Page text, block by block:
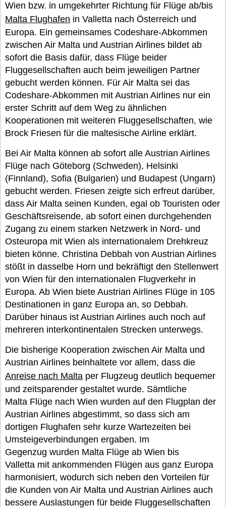
Wien bzw. in umgekehrter Richtung für Flüge ab/bis
Malta Flughafen in Valletta nach Österreich und
Europa. Ein gemeinsames Codeshare-Abkommen
zwischen Air Malta und Austrian Airlines bildet ab
sofort die Basis dafür, dass Flüge beider
Fluggesellschaften auch beim jeweiligen Partner
gebucht werden können. Für Air Malta sei das
Codeshare-Abkommen mit Austrian Airlines nur ein
erster Schritt auf dem Weg zu ähnlichen
Kooperationen mit weiteren Fluggesellschaften, wie
Brock Friesen für die maltesische Airline erklärt.
Bei Air Malta können ab sofort alle Austrian Airlines
Flüge nach Göteborg (Schweden), Helsinki
(Finnland), Sofia (Bulgarien) und Budapest (Ungarn)
gebucht werden. Friesen zeigte sich erfreut darüber,
dass Air Malta seinen Kunden, egal ob Touristen oder
Geschäftsreisende, ab sofort einen durchgehenden
Zugang zu einem starken Netzwerk in Nord- und
Osteuropa mit Wien als internationalem Drehkreuz
bieten könne. Christina Debbah von Austrian Airlines
stößt in dasselbe Horn und bekräftigt den Stellenwert
von Wien für den internationalen Flugverkehr in
Europa. Ab Wien biete Austrian Airlines Flüge in 105
Destinationen in ganz Europa an, so Debbah.
Darüber hinaus ist Austrian Airlines auch noch auf
mehreren interkontinentalen Strecken unterwegs.
Die bisherige Kooperation zwischen Air Malta und
Austrian Airlines beinhaltete vor allem, dass die
Anreise nach Malta per Flugzeug deutlich bequemer
und zeitsparender gestaltet wurde. Sämtliche
Malta Flüge nach Wien wurden auf den Flugplan der
Austrian Airlines abgestimmt, so dass sich am
dortigen Flughafen sehr kurze Wartezeiten bei
Umsteigeverbindungen ergaben. Im
Gegenzug wurden Malta Flüge ab Wien bis
Valletta mit ankommenden Flügen aus ganz Europa
harmonisiert, wodurch sich neben den Vorteilen für
die Kunden von Air Malta und Austrian Airlines auch
bessere Auslastungen für beide Fluggesellschaften